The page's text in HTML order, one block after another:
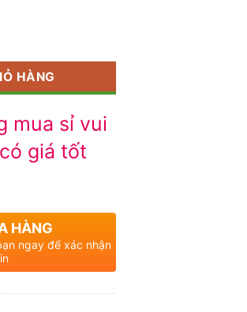
HÀNG
mua sỉ vui
giá tốt
HÀNG
ngay để xác nhận